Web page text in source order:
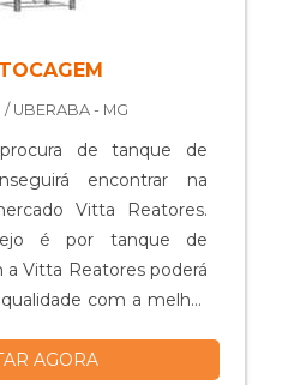
/ UBERABA - MG
de tanque de
encontrar na
Vitta Reatores.
é por tanque de
Vitta Reatores poderá
com a melhor
MAIS SOBRE O
AGORA